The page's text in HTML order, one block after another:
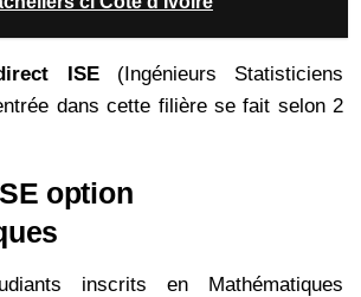
ISE(Ingénieurs Statisticiens
dans cette filière se fait selon 2
option
inscrits en Mathématiques